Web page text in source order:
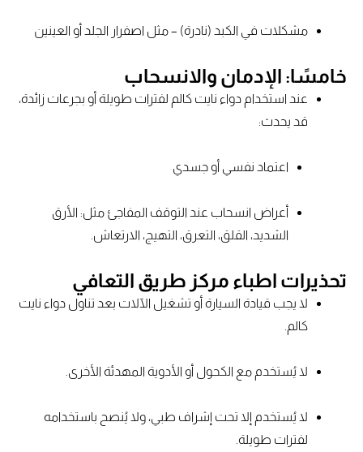
مشكلات في الكبد (نادرة) – مثل اصفرار الجلد أو العينين
خامسًا: الإدمان والانسحاب
عند استخدام دواء نايت كالم لفترات طويلة أو بجرعات زائدة،
قد يحدث:
اعتماد نفسي أو جسدي
أعراض انسحاب عند التوقف المفاجئ مثل: الأرق
الشديد، القلق، التعرق، التهيج، الارتعاش.
تحذيرات اطباء مركز طريق التعافي
لا يجب قيادة السيارة أو تشغيل الآلات بعد تناول دواء نايت
كالم.
لا يُستخدم مع الكحول أو الأدوية المهدئة الأخرى.
لا يُستخدم إلا تحت إشراف طبي، ولا يُنصح باستخدامه
لفترات طويلة.